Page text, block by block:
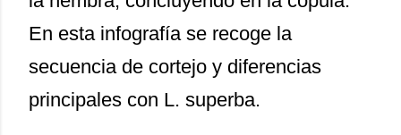
En esta infografía se recoge la
secuencia de cortejo y diferencias
principales con L. superba.